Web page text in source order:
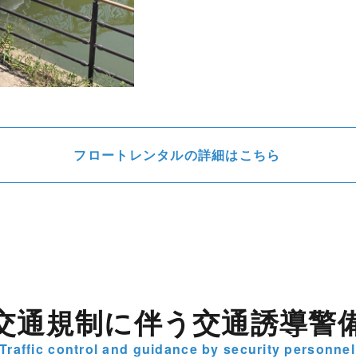
フロートレンタルの詳細はこちら
通規制に伴う交通誘導警
Traffic control and guidance by security personnel